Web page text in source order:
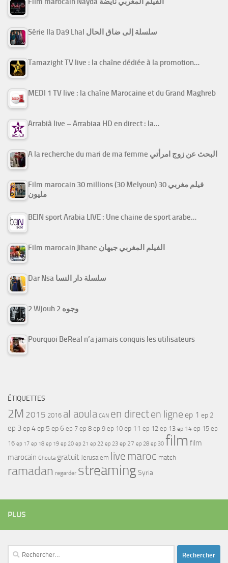
Série Ila Da9 Lhal سلسلة إلى ضاق الحال
Tamazight TV live : la chaîne dédiée à la promotion…
MEDI 1 TV live : la chaîne Marocaine et du Grand Maghreb
Arrabiâ live – Arrabiaa HD en direct : la…
A la recherche du mari de ma femme البحث عن زوج امرأتي
Film marocain 30 millions (30 Melyoun) فيلم مغربي 30
مليون
BEIN sport Arabia LIVE : Une chaine de sport arabe…
Film marocain Jihane الفيلم المغربي جيهان
Dar Nsa سلسلة دار النسا
2 Wjouh 2 وجوه
Pourquoi BeReal n’a jamais conquis les utilisateurs
ÉTIQUETTES
2M 2015 2016 al aoula CAN en directen ligne ep 1 ep 2
ep 3ep 4ep 5 ep 6 ep 7 ep 8 ep 9 ep 10 ep 11 ep 12 ep 13 ep 14 ep 15 ep
16 ep 17 ep 18 ep 19 ep 20 ep 21 ep 22 ep 23 ep 27 ep 28 ep 30 film film
marocain Ghouta gratuit Jerusalem live maroc match
ramadan regarder streamingSyria
PLUS
Rechercher :